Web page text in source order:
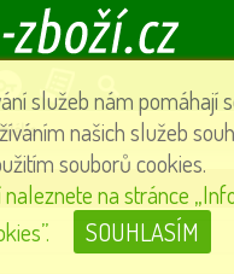
služeb nám pomáhají
našich služeb
souborů cookies.
na stránce
SOUHLASÍM